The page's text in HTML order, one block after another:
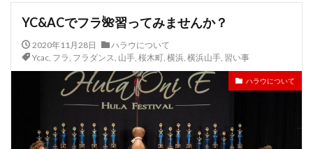
YC&ACでフラ🌺習ってみませんか？
2020年11月28日
ハラウについて
Ycac, フラ, フラダンス, 山手, 桜木町, 横浜, 横浜山手, 習い事
ハラウについて